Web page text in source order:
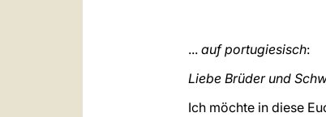
... auf portugiesisch:
Liebe Brüder und
Ich möchte in diese